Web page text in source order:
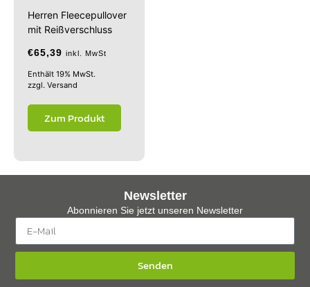
Herren Fleecepullover
mit Reißverschluss
€65,39 inkl. MwSt
Enthält 19% MwSt.
zzgl. Versand
Zum Produkt
Newsletter
Abonnieren Sie jetzt unseren Newsletter
Senden